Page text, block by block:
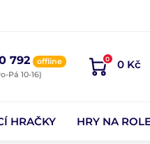
792 offline
Pá 10-16)
0 0 Kč
HRAČKY HRY NA